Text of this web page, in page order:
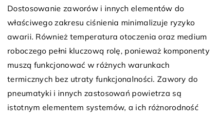
Dostosowanie zaworów i innych elementów do
właściwego zakresu ciśnienia minimalizuje ryzyko
awarii. Również temperatura otoczenia oraz medium
roboczego pełni kluczową rolę, ponieważ komponenty
muszą funkcjonować w różnych warunkach
termicznych bez utraty funkcjonalności. Zawory do
pneumatyki i innych zastosowań powietrza są
istotnym elementem systemów, a ich różnorodność